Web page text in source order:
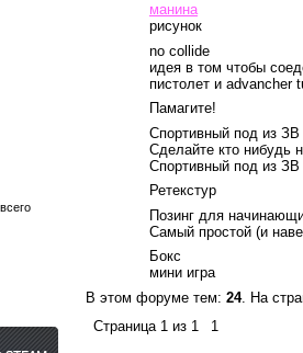
манина
рисунок
no collide
идея в том чтобы
пистолет и advancher
Памагите!
Спортивный под из ЗВ
Сделайте кто нибудь
Спортивный под из ЗВ
Ретекстур
Позинг для
Самый простой (и
Бокс
мини игра
В этом форуме тем: 24. На
Страница 1 из 1 1